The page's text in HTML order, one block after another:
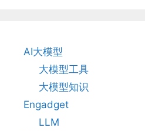
AI大模型
大模型工具
大模型知识
Engadget
LLM